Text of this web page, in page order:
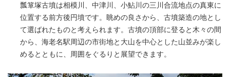
瓢箪塚古墳は相模川、中津川、小鮎川の三川合流地点の真東に
位置する前方後円墳です。眺めの良さから、古墳築造の地とし
て選ばれたものと考えられます。古墳の頂部に登ると木々の間
から、海老名駅周辺の市街地と大山を中心とした山並みが楽し
めるとともに、周囲をぐるりと展望できます。